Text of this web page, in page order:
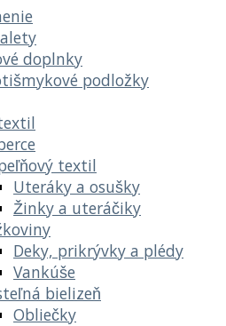
doplnky
podložky
textil
Uteráky a osušky
Žinky a uteráčiky
Deky, prikrývky a plédy
Vankúše
bielizeň
Obliečky